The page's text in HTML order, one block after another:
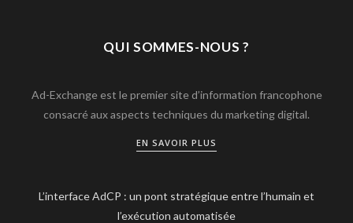
QUI SOMMES-NOUS ?
Ad-Exchange est le premier site d’information francophone
consacré aux aspects techniques du marketing digital.
EN SAVOIR PLUS
L’interface AdCP : un pont stratégique entre l’humain et
l’exécution automatisée